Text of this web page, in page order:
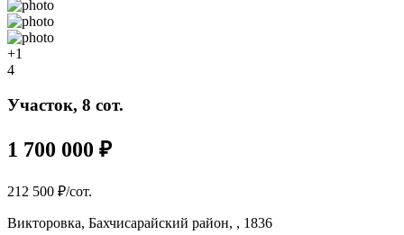
+1
4
Участок, 8 сот.
1 700 000 ₽
212 500 ₽/сот.
Викторовка, Бахчисарайский район, , 1836